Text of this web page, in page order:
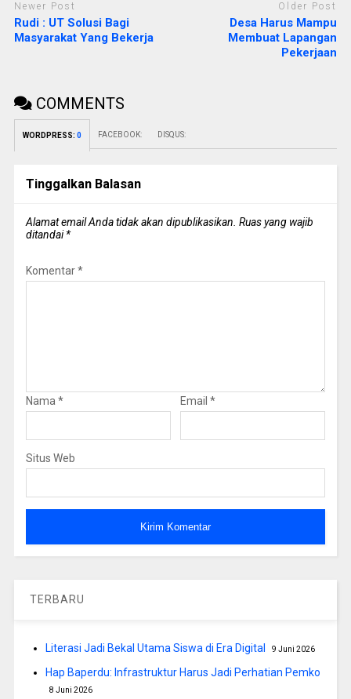
Newer Post
Rudi : UT Solusi Bagi
Masyarakat Yang Bekerja
Older Post
Desa Harus Mampu
Membuat Lapangan
Pekerjaan
COMMENTS
WORDPRESS: 0 FACEBOOK: DISQUS:
Tinggalkan Balasan
Alamat email Anda tidak akan dipublikasikan. Ruas yang wajib
ditandai*
Komentar*
Nama * Email *
Situs Web
TERBARU
Literasi Jadi Bekal Utama Siswa di Era Digital 9 Juni 2026
Hap Baperdu: Infrastruktur Harus Jadi Perhatian Pemko
8 Juni 2026